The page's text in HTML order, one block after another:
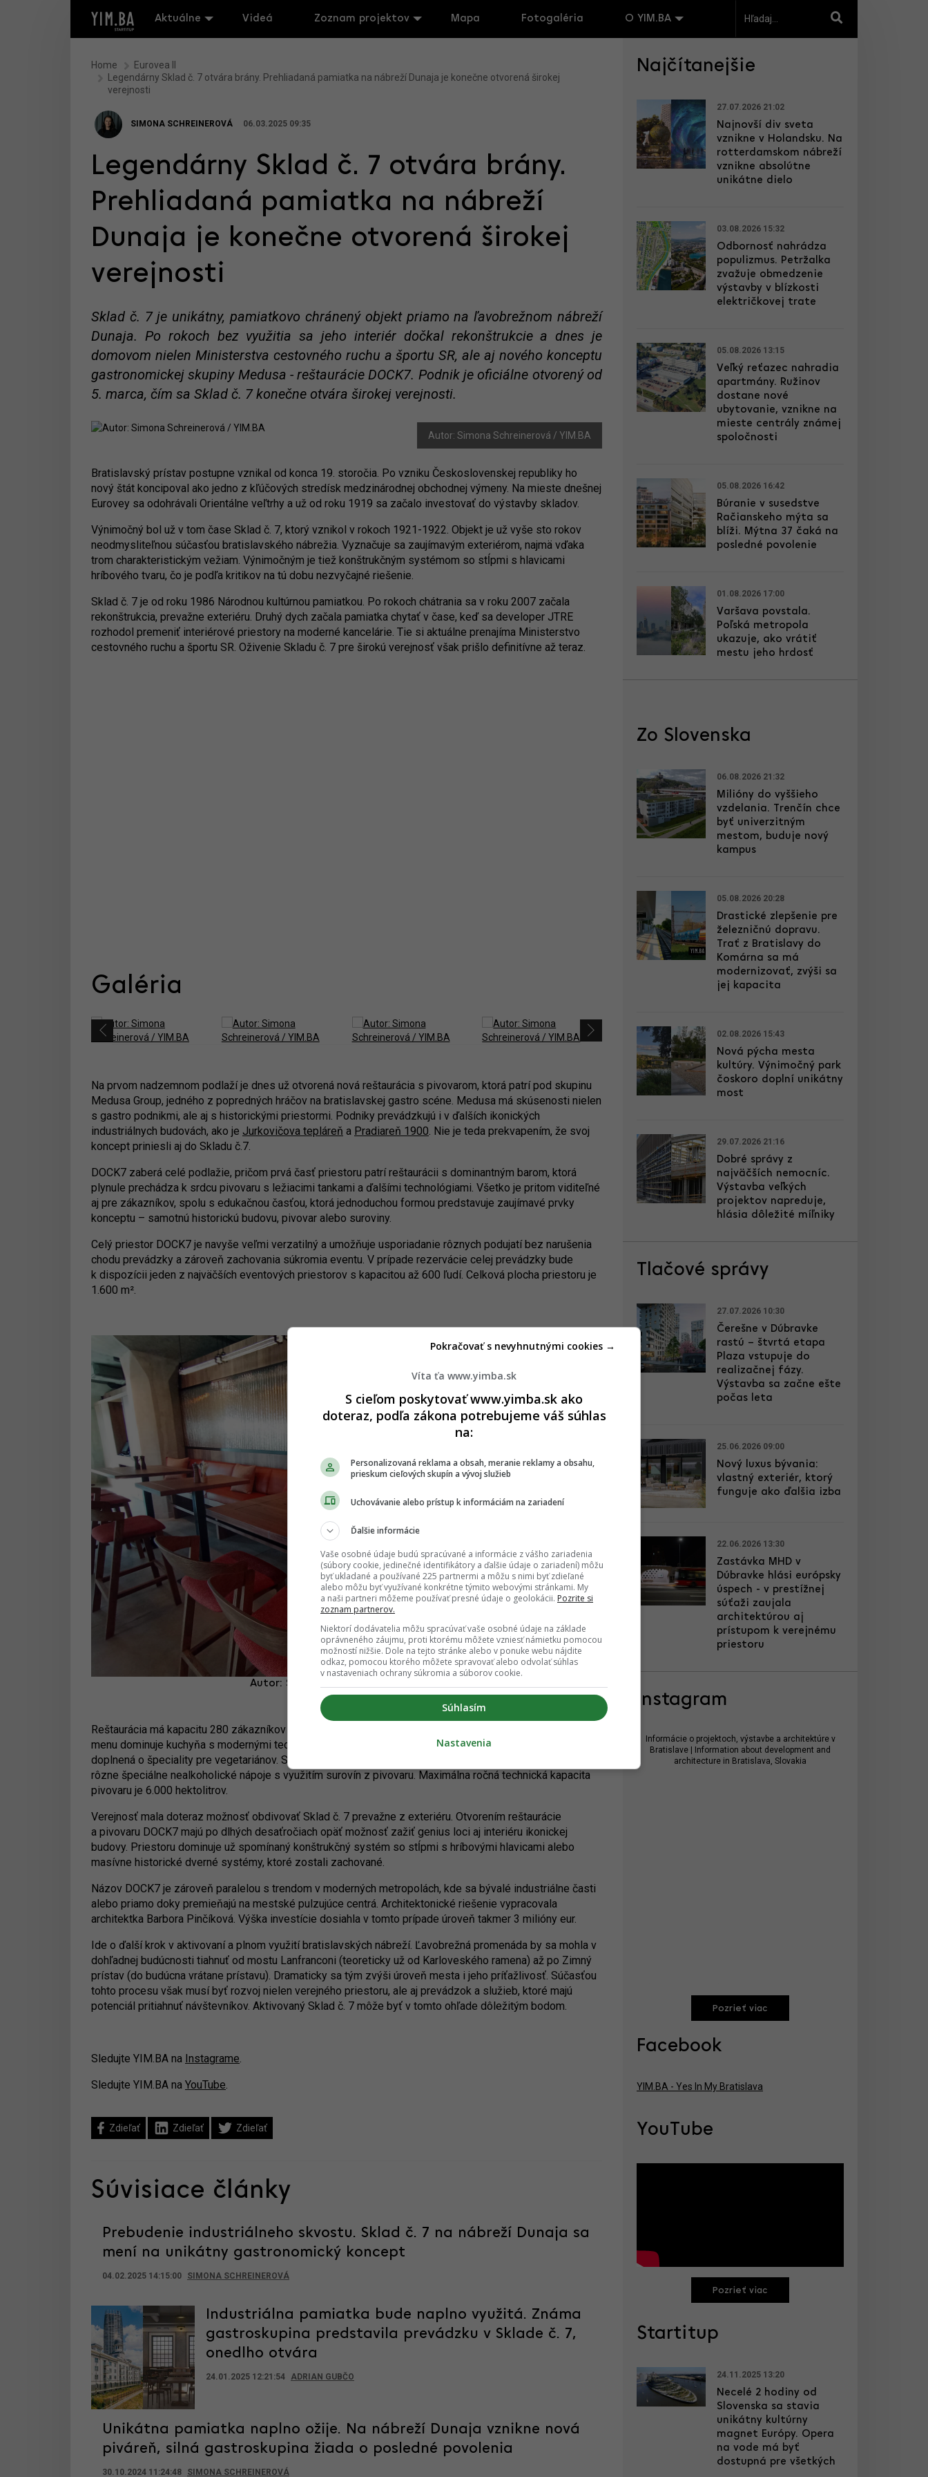
Aktuálne Videá Zoznam projektov Mapa Fotogaléria O YIM.BA
Home
Eurovea II
Legendárny Sklad č. 7 otvára brány. Prehliadaná pamiatka na nábreží Dunaja je konečne otvorená širokej
verejnosti
SIMONA SCHREINEROVÁ 06.03.2025 09:35
Legendárny Sklad č. 7 otvára brány.
Prehliadaná pamiatka na nábreží
Dunaja je konečne otvorená širokej
verejnosti
Sklad č. 7 je unikátny, pamiatkovo chránený objekt priamo na ľavobrežnom nábreží
Dunaja. Po rokoch bez využitia sa jeho interiér dočkal rekonštrukcie a dnes je
domovom nielen Ministerstva cestovného ruchu a športu SR, ale aj nového konceptu
gastronomickej skupiny Medusa - reštaurácie DOCK7. Podnik je oficiálne otvorený od
5. marca, čím sa Sklad č. 7 konečne otvára širokej verejnosti.
Autor: Simona Schreinerová / YIM.BA
Bratislavský prístav postupne vznikal od konca 19. storočia. Po vzniku Československej republiky ho
nový štát koncipoval ako jedno z kľúčových stredísk medzinárodnej obchodnej výmeny. Na mieste dnešnej
Eurovey sa odohrávali Orientálne veľtrhy a už od roku 1919 sa začalo investovať do výstavby skladov.
Výnimočný bol už v tom čase Sklad č. 7, ktorý vznikol v rokoch 1921-1922. Objekt je už vyše sto rokov
neodmysliteľnou súčasťou bratislavského nábrežia. Vyznačuje sa zaujímavým exteriérom, najmä vďaka
trom charakteristickým vežiam. Výnimočným je tiež konštrukčným systémom so stĺpmi s hlavicami
hríbového tvaru, čo je podľa kritikov na tú dobu nezvyčajné riešenie.
Sklad č. 7 je od roku 1986 Národnou kultúrnou pamiatkou. Po rokoch chátrania sa v roku 2007 začala
rekonštrukcia, prevažne exteriéru. Druhý dych začala pamiatka chytať v čase, keď sa developer JTRE
rozhodol premeniť interiérové priestory na moderné kancelárie. Tie si aktuálne prenajíma Ministerstvo
cestovného ruchu a športu SR. Oživenie Skladu č. 7 pre širokú verejnosť však prišlo definitívne až teraz.
Galéria
Na prvom nadzemnom podlaží je dnes už otvorená nová reštaurácia s pivovarom, ktorá patrí pod skupinu
Medusa Group, jedného z popredných hráčov na bratislavskej gastro scéne. Medusa má skúsenosti nielen
s gastro podnikmi, ale aj s historickými priestormi. Podniky prevádzkujú i v ďalších ikonických
industriálnych budovách, ako je Jurkovičova tepláreň a Pradiareň 1900. Nie je teda prekvapením, že svoj
koncept priniesli aj do Skladu č.7.
DOCK7 zaberá celé podlažie, pričom prvá časť priestoru patrí reštaurácii s dominantným barom, ktorá
plynule prechádza k srdcu pivovaru s ležiacimi tankami a ďalšími technológiami. Všetko je pritom viditeľné
aj pre zákazníkov, spolu s edukačnou časťou, ktorá jednoduchou formou predstavuje zaujímavé prvky
konceptu – samotnú historickú budovu, pivovar alebo suroviny.
Celý priestor DOCK7 je navyše veľmi verzatilný a umožňuje usporiadanie rôznych podujatí bez narušenia
chodu prevádzky a zároveň zachovania súkromia eventu. V prípade rezervácie celej prevádzky bude
k dispozícii jeden z najväčších eventových priestorov s kapacitou až 600 ľudí. Celková plocha priestoru je
1.600 m².
Autor: Simona Schreinerová / YIM.BA
Reštaurácia má kapacitu 280 zákazníkov s možnosťou rozšírenia kapacity o 190 miest v exteriéri. Ponuke
menu dominuje kuchyňa s modernými technikami prípravy mäsa - gril alebo špeciálna pec s udiarňou,
doplnená o špeciality pre vegetariánov. Samozrejmosťou je pestrá ponuka pív z pivovaru DOCK7 alebo
rôzne špeciálne nealkoholické nápoje s využitím surovín z pivovaru. Maximálna ročná technická kapacita
pivovaru je 6.000 hektolitrov.
Verejnosť mala doteraz možnosť obdivovať Sklad č. 7 prevažne z exteriéru. Otvorením reštaurácie
a pivovaru DOCK7 majú po dlhých desaťročiach opäť možnosť zažiť genius loci aj interiéru ikonickej
budovy. Priestoru dominuje už spomínaný konštrukčný systém so stĺpmi s hríbovými hlavicami alebo
masívne historické dverné systémy, ktoré zostali zachované.
Názov DOCK7 je zároveň paralelou s trendom v moderných metropolách, kde sa bývalé industriálne časti
alebo priamo doky premieňajú na mestské pulzujúce centrá. Architektonické riešenie vypracovala
architektka Barbora Pinčíková. Výška investície dosiahla v tomto prípade úroveň takmer 3 milióny eur.
Ide o ďalší krok v aktivovaní a plnom využití bratislavských nábreží. Ľavobrežná promenáda by sa mohla v
dohľadnej budúcnosti tiahnuť od mostu Lanfranconi (teoreticky už od Karloveského ramena) až po Zimný
prístav (do budúcna vrátane prístavu). Dramaticky sa tým zvýši úroveň mesta i jeho príťažlivosť. Súčasťou
tohto procesu však musí byť rozvoj nielen verejného priestoru, ale aj prevádzok a služieb, ktoré majú
potenciál pritiahnuť návštevníkov. Aktivovaný Sklad č. 7 môže byť v tomto ohľade dôležitým bodom.
Sledujte YIM.BA na Instagrame
Sledujte YIM.BA na YouTube
Zdieľať Zdieľať Zdieľať
Súvisiace články
Prebudenie industriálneho skvostu. Sklad č. 7 na nábreží Dunaja sa
mení na unikátny gastronomický koncept
04.02.2025 14:15:00 SIMONA SCHREINEROVÁ
Industriálna pamiatka bude naplno využitá. Známa
gastroskupina predstavila prevádzku v Sklade č. 7,
onedlho otvára
24.01.2025 12:21:54 ADRIAN GUBČO
Unikátna pamiatka naplno ožije. Na nábreží Dunaja vznikne nová
piváreň, silná gastroskupina žiada o posledné povolenia
30.10.2024 11:24:48 SIMONA SCHREINEROVÁ
Najčítanejšie
27.07.2026 21:02
Najnovší div sveta
vznikne v Holandsku. Na
rotterdamskom nábreží
vznikne absolútne
unikátne dielo
03.08.2026 15:32
Odbornosť nahrádza
populizmus. Petržalka
zvažuje obmedzenie
výstavby v blízkosti
električkovej trate
05.08.2026 13:15
Veľký reťazec nahradia
apartmány. Ružinov
dostane nové
ubytovanie, vznikne na
mieste centrály známej
spoločnosti
05.08.2026 16:42
Búranie v susedstve
Račianskeho mýta sa
blíži. Mýtna 37 čaká na
posledné povolenie
01.08.2026 17:00
Varšava povstala.
Poľská metropola
ukazuje, ako vrátiť
mestu jeho hrdosť
Zo Slovenska
06.08.2026 21:32
Milióny do vyššieho
vzdelania. Trenčín chce
byť univerzitným
mestom, buduje nový
kampus
05.08.2026 20:28
Drastické zlepšenie pre
železničnú dopravu.
Trať z Bratislavy do
Komárna sa má
modernizovať, zvýši sa
jej kapacita
02.08.2026 15:43
Nová pýcha mesta
kultúry. Výnimočný park
čoskoro doplní unikátny
most
29.07.2026 21:16
Dobré správy z
najväčších nemocníc.
Výstavba veľkých
projektov napreduje,
hlásia dôležité míľniky
Tlačové správy
27.07.2026 10:30
Čerešne v Dúbravke
rastú – štvrtá etapa
Plaza vstupuje do
realizačnej fázy.
Výstavba sa začne ešte
počas leta
25.06.2026 09:00
Nový luxus bývania:
vlastný exteriér, ktorý
funguje ako ďalšia izba
22.06.2026 13:30
Zastávka MHD v
Dúbravke hlási európsky
úspech - v prestížnej
súťaži zaujala
architektúrou aj
prístupom k verejnému
priestoru
Instagram
Informácie o projektoch, výstavbe a architektúre v
Bratislave | Information about development and
architecture in Bratislava, Slovakia
Pozrieť viac
Facebook
YIM.BA - Yes In My Bratislava
YouTube
Pozrieť viac
Startitup
24.11.2025 13:20
Necelé 2 hodiny od
Slovenska sa stavia
unikátny kultúrny
magnet Európy. Opera
na vode má byť
dostupná pre všetkých
Víta ťa www.yimba.sk
S cieľom poskytovať www.yimba.sk ako
doteraz, podľa zákona potrebujeme váš súhlas
na:
Personalizovaná reklama a obsah, meranie reklamy a obsahu,
prieskum cieľových skupín a vývoj služieb
Uchovávanie alebo prístup k informáciám na zariadení
Ďalšie informácie
Vaše osobné údaje budú spracúvané a informácie z vášho zariadenia
(súbory cookie, jedinečné identifikátory a ďalšie údaje o zariadení) môžu
byť ukladané a používané 225 partnermi a môžu s nimi byť zdieľané
alebo môžu byť využívané konkrétne týmito webovými stránkami. My
a naši partneri môžeme používať presné údaje o geolokácii. Pozrite si
zoznam partnerov.
Niektorí dodávatelia môžu spracúvať vaše osobné údaje na základe
oprávneného záujmu, proti ktorému môžete vzniesť námietku pomocou
možností nižšie. Dole na tejto stránke alebo v ponuke webu nájdite
odkaz, pomocou ktorého môžete spravovať alebo odvolať súhlas
v nastaveniach ochrany súkromia a súborov cookie.
Súhlasím
Pokračovať s nevyhnutnými cookies →
Nastavenia